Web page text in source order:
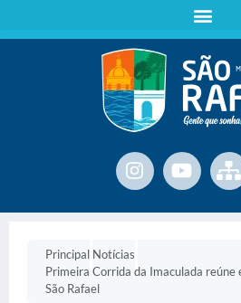
Principal Notícias
Primeira Corrida da Imaculada reúne
São Rafael